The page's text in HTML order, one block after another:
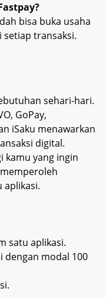
bisa buka usaha
transaksi.
sehari-hari.
GoPay,
iSaku menawarkan
digital.
kamu yang ingin
aplikasi.
satu aplikasi.
dengan modal 100